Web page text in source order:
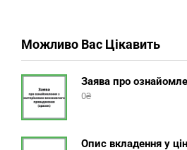
Можливо Вас Цікавить
0₴